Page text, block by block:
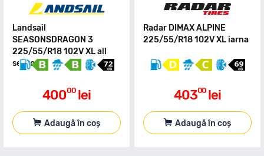
Landsail
SEASONSDRAGON 3
225/55/R18 102V XL all
season
40000 lei
Adaugă în coș
Radar DIMAX ALPINE
225/55/R18 102V XL iarna
40300 lei
Adaugă în coș